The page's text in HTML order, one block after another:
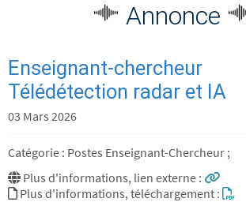
Annonce
Enseignant-
Télédétection radar et IA
03 Mars 2026
Catégorie : Postes Enseignant-Chercheur ;
Plus d'informations, lien externe :
Plus d'informations, téléchargement :